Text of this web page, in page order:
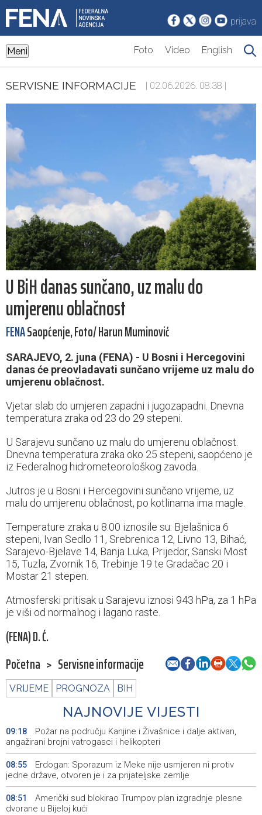
prijava
Meni Foto Video English
SERVISNE INFORMACIJE | 02.06.2026. 08:38 |
U BiH danas sunčano, uz malu do
umjerenu oblačnost
FENASaopćenje, Foto/ Harun Muminović
SARAJEVO, 2. juna (FENA) - U Bosni i Hercegovini
danas će preovladavati sunčano vrijeme uz malu do
umjerenu oblačnost.
Vjetar slab do umjeren zapadni i jugozapadni. Dnevna
temperatura zraka od 23 do 29 stepeni.
U Sarajevu sunčano uz malu do umjerenu oblačnost.
Dnevna temperatura zraka oko 25 stepeni, saopćeno je
iz Federalnog hidrometeorološkog zavoda.
Jutros je u Bosni i Hercegovini sunčano vrijeme, uz
malu do umjerenu oblačnost, po kotlinama ima magle.
Temperature zraka u 8.00 iznosile su: Bjelašnica 6
stepeni, Ivan Sedlo 11, Srebrenica 12, Livno 13, Bihać,
Sarajevo-Bjelave 14, Banja Luka, Prijedor, Sanski Most
15, Tuzla, Zvornik 16, Trebinje 19 te Gradačac 20 i
Mostar 21 stepen.
Atmosferski pritisak u Sarajevu iznosi 943 hPa, za 1 hPa
je viši od normalnog i lagano raste.
(FENA) D. Ć.
Početna > Servisne informacije
VRIJEME PROGNOZA BIH
NAJNOVIJE VIJESTI
09:18
Požar na području Kanjine i Živašnice i dalje aktivan,
angažirani brojni vatrogasci i helikopteri
08:55
Erdogan: Sporazum iz Meke nije usmjeren ni protiv
jedne države, otvoren je i za prijateljske zemlje
08:51
Američki sud blokirao Trumpov plan izgradnje plesne
dvorane u Bijeloj kući